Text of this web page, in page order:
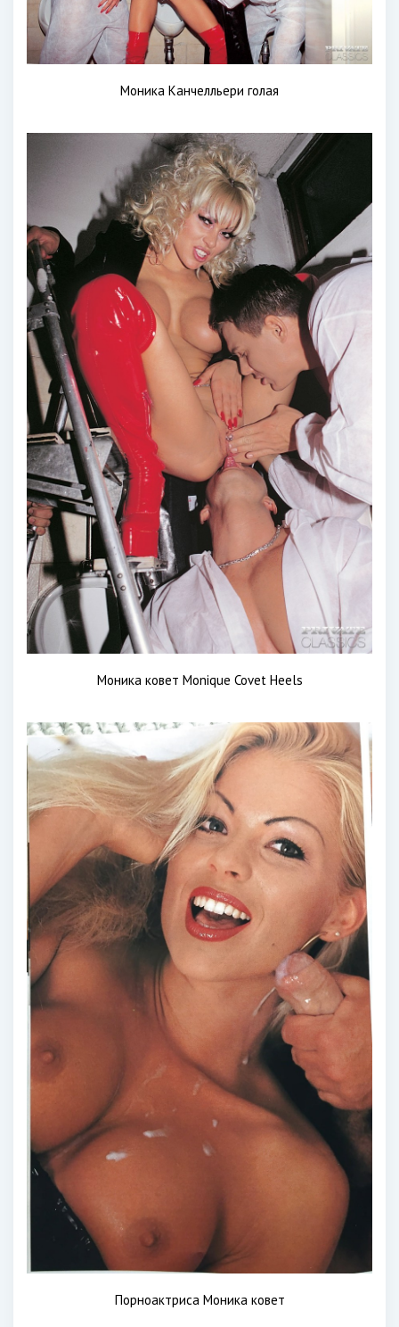
Моника Канчелльери голая
Моника ковет Monique Covet Heels
Порноактриса Моника ковет